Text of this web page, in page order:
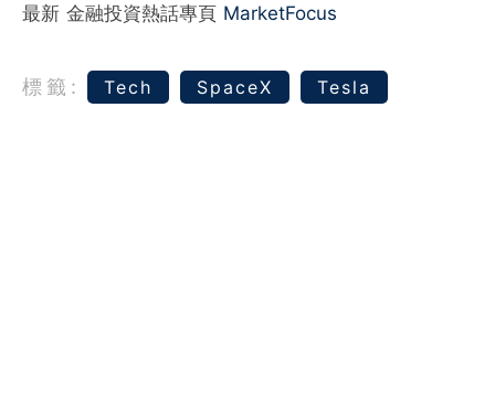
最新 金融投資熱話專頁 MarketFocus
標籤: Tech SpaceX Tesla